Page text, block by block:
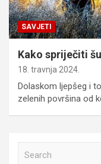
SAVJETI
Kako spriječiti
18. travnja 2024.
Dolaskom ljepšeg i
zelenih površina od